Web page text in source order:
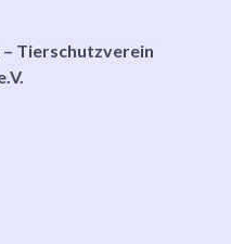
Tierschutzverein